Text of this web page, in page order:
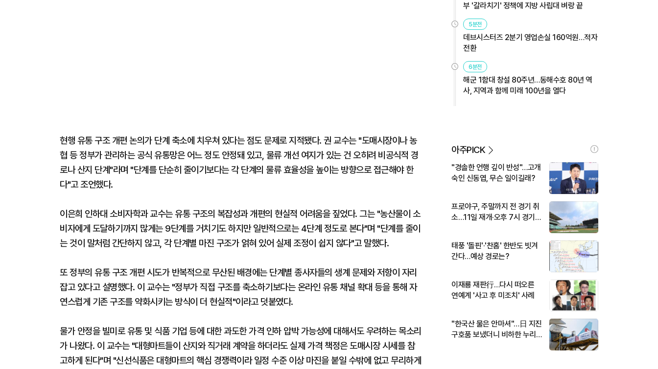
현행 유통 구조 개편 논의가 단계 축소에 치우쳐 있다는 점도 문제로 지적됐다. 권 교수는 "도매시장이나 농
협 등 정부가 관리하는 공식 유통망은 어느 정도 안정돼 있고, 물류 개선 여지가 있는 건 오히려 비공식적 경
로나 산지 단계"라며 "단계를 단순히 줄이기보다는 각 단계의 물류 효율성을 높이는 방향으로 접근해야 한
다"고 조언했다.
이은희 인하대 소비자학과 교수는 유통 구조의 복잡성과 개편의 현실적 어려움을 짚었다. 그는 "농산물이 소
비자에게 도달하기까지 많게는 9단계를 거치기도 하지만 일반적으로는 4단계 정도로 본다"며 "단계를 줄이
는 것이 말처럼 간단하지 않고, 각 단계별 마진 구조가 얽혀 있어 실제 조정이 쉽지 않다"고 말했다.
또 정부의 유통 구조 개편 시도가 반복적으로 무산된 배경에는 단계별 종사자들의 생계 문제와 저항이 자리
잡고 있다고 설명했다. 이 교수는 "정부가 직접 구조를 축소하기보다는 온라인 유통 채널 확대 등을 통해 자
연스럽게 기존 구조를 약화시키는 방식이 더 현실적"이라고 덧붙였다.
물가 안정을 빌미로 유통 및 식품 기업 등에 대한 과도한 가격 인하 압박 가능성에 대해서도 우려하는 목소리
가 나왔다. 이 교수는 "대형마트들이 산지와 직거래 계약을 하더라도 실제 가격 책정은 도매시장 시세를 참
고하게 된다"며 "신선식품은 대형마트의 핵심 경쟁력이라 일정 수준 이상 마진을 붙일 수밖에 없고 무리하게
부 '갈라치기' 정책에 지방 사립대 벼랑 끝
5분전
데브시스터즈 2분기 영업손실 160억원…적자
전환
6분전
해군 1함대 창설 80주년…동해수호 80년 역
사, 지역과 함께 미래 100년을 열다
아주PICK
"경솔한 언행 깊이 반성"…고개
숙인 신동엽, 무슨 일이길래?
프로야구, 주말까지 전 경기 취
소…11일 재개·오후 7시 경기
태풍 '돌핀'·'찬홈' 한반도 빗겨
간다…예상 경로는?
이재룡 재판行…다시 떠오른
연예계 '사고 후 미조치' 사례
"한국산 물은 안마셔"…日 지진
구호품 보냈더니 비하한 누리